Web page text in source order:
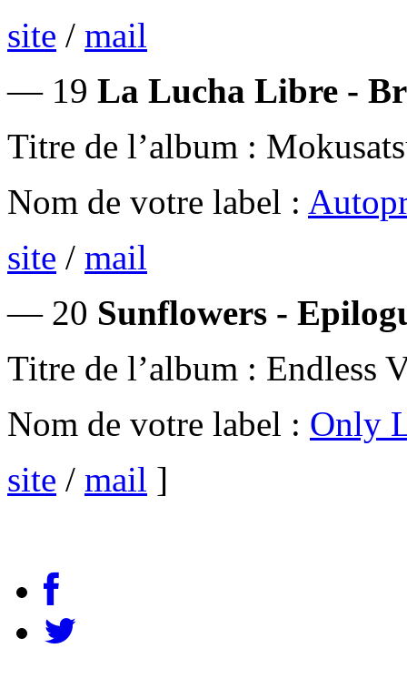
site / mail
— 19 La Lucha Libre -
Titre de l’album :
Nom de votre label :
site / mail
— 20 Sunflowers -
Titre de l’album : Endless
Nom de votre label : Only
site / mail ]